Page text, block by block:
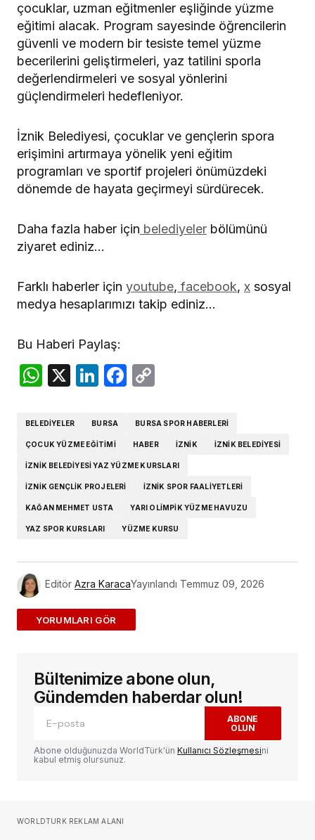
çocuklar, uzman eğitmenler eşliğinde yüzme
eğitimi alacak. Program sayesinde öğrencilerin
güvenli ve modern bir tesiste temel yüzme
becerilerini geliştirmeleri, yaz tatilini sporla
değerlendirmeleri ve sosyal yönlerini
güçlendirmeleri hedefleniyor.
İznik Belediyesi, çocuklar ve gençlerin spora
erişimini artırmaya yönelik yeni eğitim
programları ve sportif projeleri önümüzdeki
dönemde de hayata geçirmeyi sürdürecek.
Daha fazla haber için belediyeler bölümünü
ziyaret ediniz…
Farklı haberler için youtube, facebook, x sosyal
medya hesaplarımızı takip ediniz…
Bu Haberi Paylaş:
WhatsApp
X LinkedIn
Facebook
BELEDIYELER BURSA BURSA SPOR HABERLERI
ÇOCUK YÜZME EĞITIMI HABER IZNIK İZNIK BELEDIYESI
İZNIK BELEDIYESI YAZ YÜZME KURSLARI
İZNIK GENÇLIK PROJELERI İZNIK SPOR FAALIYETLERI
KAĞAN MEHMET USTA YARI OLIMPIK YÜZME HAVUZU
YAZ SPOR KURSLARI YÜZME KURSU
Editör Azra KaracaYayınlandı Temmuz 09, 2026
ADD A COMMENT
E-posta adresiniz yayınlanmayacak.
alanlar*ile işaretlenmişlerdir
Yorum
Sizin adınız*
Bültenimize abone olun,
Gündemden haberdar olun!
ABONE
OLUN
Abone olduğunuzda WorldTürk'ün Kullanıcı Sözleşmesini
kabul etmiş olursunuz.
WORLDTURK REKLAM ALANI